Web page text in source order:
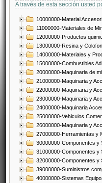
A través de esta sección usted
10000000-Material
11000000-Materiales de
12000000-Productos
13000000-Resina y
14000000-Materiales y
15000000-Combustibles
20000000-Maquinaria de
21000000-Maquinaria y
22000000-Maquinaria y
23000000-Maquinaria y
24000000-Maquinaria
25000000-Vehiculos
26000000-Maquinaria y
27000000-Herramientas y
30000000-Componentes
31000000-Componentes y
32000000-Componentes y
39000000-Suministros
40000000-Sistemas